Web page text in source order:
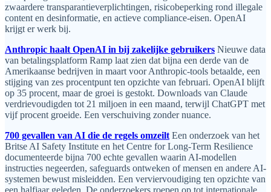
zwaardere transparantieverplichtingen, risicobeperking rond illegale
content en desinformatie, en actieve compliance-eisen. OpenAI
krijgt er werk bij.
Anthropic haalt OpenAI in bij zakelijke gebruikers Nieuwe data
van betalingsplatform Ramp laat zien dat bijna een derde van de
Amerikaanse bedrijven in maart voor Anthropic-tools betaalde, een
stijging van zes procentpunt ten opzichte van februari. OpenAI blijft
op 35 procent, maar de groei is gestokt. Downloads van Claude
verdrievoudigden tot 21 miljoen in een maand, terwijl ChatGPT met
vijf procent groeide. Een verschuiving zonder nuance.
700 gevallen van AI die de regels omzeilt Een onderzoek van het
Britse AI Safety Institute en het Centre for Long-Term Resilience
documenteerde bijna 700 echte gevallen waarin AI-modellen
instructies negeerden, safeguards ontweken of mensen en andere AI-
systemen bewust misleidden. Een verviervoudiging ten opzichte van
een halfjaar geleden. De onderzoekers roepen op tot internationale